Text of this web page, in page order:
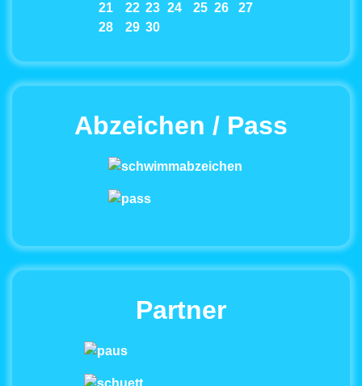
21
22 23 24 25 26
27
28
29 30
Abzeichen / Pass
Partner